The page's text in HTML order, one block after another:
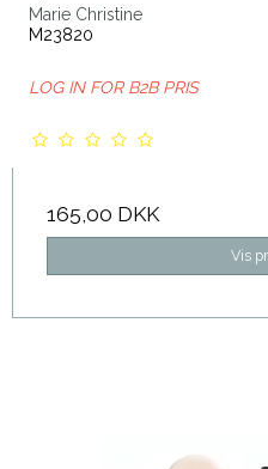
Marie Christine
M23820
LOG IN FOR B2B PRIS
165,00 DKK
Vis